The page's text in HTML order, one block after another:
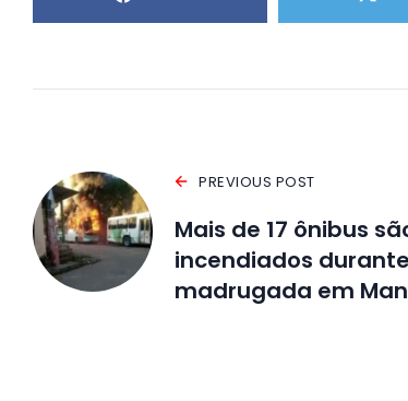
PREVIOUS POST
Mais de 17 ônibus
incendiados
madrugada em